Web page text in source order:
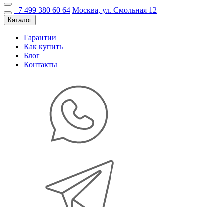
+7 499 380 60 64 Москва, ул. Смольная 12
Каталог
Гарантии
Как купить
Блог
Контакты